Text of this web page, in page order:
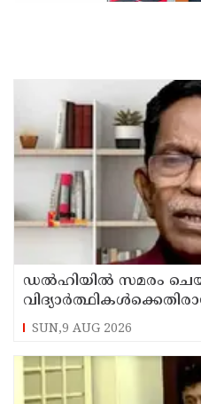
ഡൽഹിയിൽ സമരം
കേസില്‍ സംഘപരിവാർ
മോഹന്‍ദാസ്
SUN,9 AUG 2026